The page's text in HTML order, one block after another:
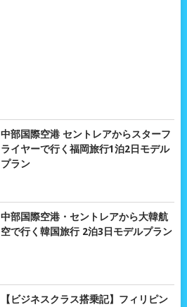
中部国際空港 セントレアからスターフ
ライヤーで行く福岡旅行1泊2日モデル
プラン
中部国際空港・セントレアから大韓航
空で行く韓国旅行 2泊3日モデルプラン
【ビジネスクラス搭乗記】フィリピン